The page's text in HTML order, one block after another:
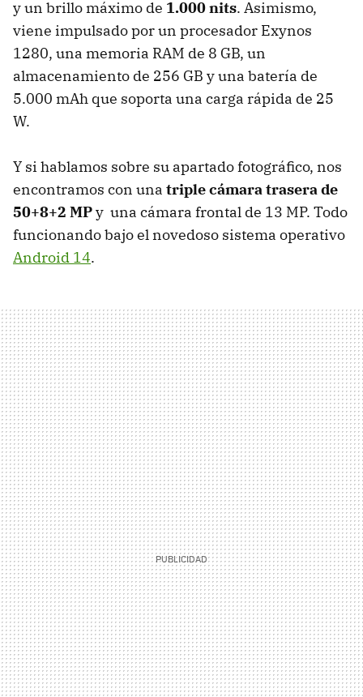
y un brillo máximo de 1.000 nits. Asimismo,
viene impulsado por un procesador Exynos
1280, una memoria RAM de 8 GB, un
almacenamiento de 256 GB y una batería de
5.000 mAh que soporta una carga rápida de 25
W.
Y si hablamos sobre su apartado fotográfico, nos
encontramos con una triple cámara trasera de
50+8+2 MPy una cámara frontal de 13 MP. Todo
funcionando bajo el novedoso sistema operativo
Android 14.